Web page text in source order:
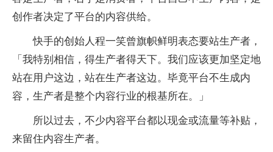
创作者决定了平台的内容供给。
快手的创始人程一笑曾旗帜鲜明表态要站生产者，
「我特别相信，得生产者得天下。我们应该更加坚定地
站在用户这边，站在生产者这边。毕竟平台不生成内
容，生产者是整个内容行业的根基所在。」
所以过去，不少内容平台都以现金或流量等补贴，
来留住内容生产者。